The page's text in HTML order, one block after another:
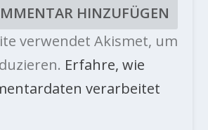
verwendet Akismet, um
Erfahre, wie
verarbeitet